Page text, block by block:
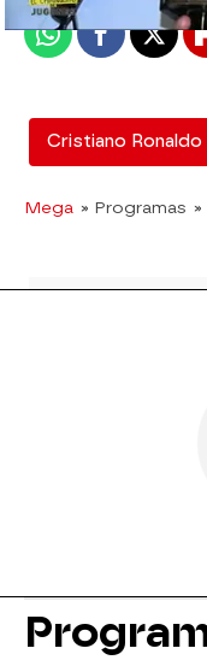
WhatsappFacebook
X
Cristiano Ronaldo
Mega » Programas